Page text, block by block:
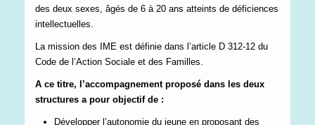
des deux sexes, âgés de 6 à 20 ans atteints de déficiences
intellectuelles.
La mission des IME est définie dans l’article D 312-12 du
Code de l’Action Sociale et des Familles.
A ce titre, l’accompagnement proposé dans les deux
structures a pour objectif de :
Développer l’autonomie du jeune en proposant des